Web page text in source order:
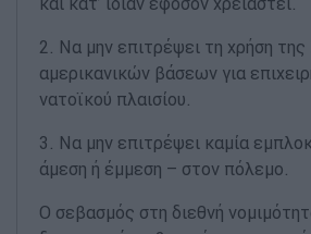
2. Να μην επιτρέψει τη χρήση
αμερικανικών βάσεων για
νατοϊκού πλαισίου.
3. Να μην επιτρέψει καμία
άμεση ή έμμεση – στον πόλεμο.
Ο σεβασμός στη διεθνή